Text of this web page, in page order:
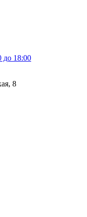
до 18:00
8